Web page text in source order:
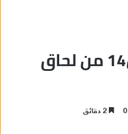
انطلاق النسخة ال14 من لحاق
0